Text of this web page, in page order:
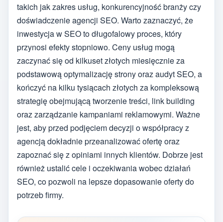
takich jak zakres usług, konkurencyjność branży czy
doświadczenie agencji SEO. Warto zaznaczyć, że
inwestycja w SEO to długofalowy proces, który
przynosi efekty stopniowo. Ceny usług mogą
zaczynać się od kilkuset złotych miesięcznie za
podstawową optymalizację strony oraz audyt SEO, a
kończyć na kilku tysiącach złotych za kompleksową
strategię obejmującą tworzenie treści, link building
oraz zarządzanie kampaniami reklamowymi. Ważne
jest, aby przed podjęciem decyzji o współpracy z
agencją dokładnie przeanalizować ofertę oraz
zapoznać się z opiniami innych klientów. Dobrze jest
również ustalić cele i oczekiwania wobec działań
SEO, co pozwoli na lepsze dopasowanie oferty do
potrzeb firmy.